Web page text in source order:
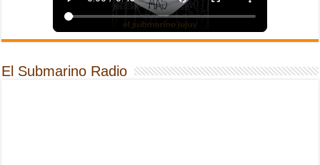
El Submarino Radio